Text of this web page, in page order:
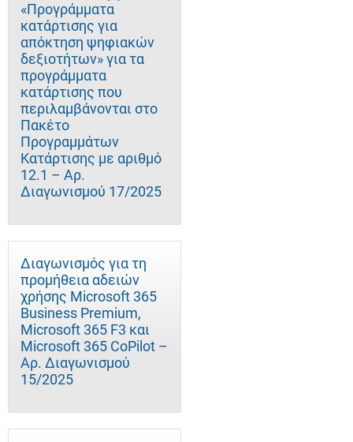
«Προγράμματα
κατάρτισης για
απόκτηση ψηφιακών
δεξιοτήτων» για τα
προγράμματα
κατάρτισης που
περιλαμβάνονται στο
Πακέτο
Προγραμμάτων
Κατάρτισης με αριθμό
12.1 – Αρ.
Διαγωνισμού 17/2025
Διαγωνισμός για τη
προμήθεια αδειών
χρήσης Microsoft 365
Business Premium,
Microsoft 365 F3 και
Microsoft 365 CoPilot –
Αρ. Διαγωνισμού
15/2025